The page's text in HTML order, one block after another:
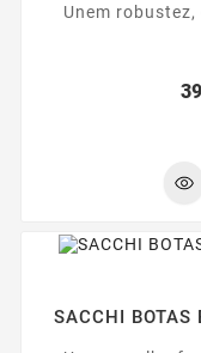
Unem
SACCHI BOTAS